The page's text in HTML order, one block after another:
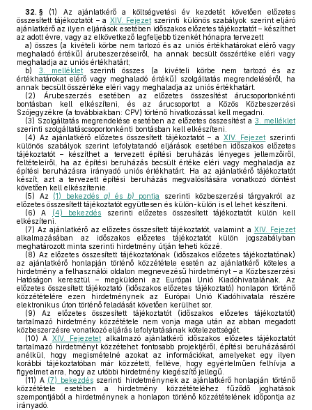
32. § (1)
Az ajánlatkérő a költségvetési év kezdetét követően előzetes
összesített tájékoztatót – a XIV. Fejezet szerinti különös szabályok szerint eljáró
ajánlatkérő az ilyen eljárások esetében időszakos előzetes tájékoztatót – készíthet
az adott évre, vagy az elkövetkező legfeljebb tizenkét hónapra tervezett
a) összes (a kivételi körbe nem tartozó és az uniós értékhatárokat elérő vagy
meghaladó értékű) árubeszerzéseiről, ha annak becsült összértéke eléri vagy
meghaladja az uniós értékhatárt;
b)
3. melléklet szerinti összes (a kivételi körbe nem tartozó és az
értékhatárokat elérő vagy meghaladó értékű) szolgáltatás megrendeléséről, ha
annak becsült összértéke eléri vagy meghaladja az uniós értékhatárt.
(2) Árubeszerzés esetében az előzetes összesítést árucsoportonkénti
bontásban kell elkészíteni, és az árucsoportot a Közös Közbeszerzési
Szójegyzékre (a továbbiakban: CPV) történő hivatkozással kell megadni.
(3) Szolgáltatás megrendelése esetében az előzetes összesítést a 3. melléklet
szerinti szolgáltatáscsoportonkénti bontásban kell elkészíteni.
(4) Az ajánlatkérő előzetes összesített tájékoztatót – a XIV. Fejezet szerinti
különös szabályok szerint lefolytatandó eljárások esetében időszakos előzetes
tájékoztatót – készíthet a tervezett építési beruházás lényeges jellemzőiről,
feltételeiről, ha az építési beruházás becsült értéke eléri vagy meghaladja az
építési beruházásra irányadó uniós értékhatárt. Ha az ajánlatkérő tájékoztatót
készít, azt a tervezett építési beruházás megvalósítására vonatkozó döntést
követően kell elkészítenie.
(5) Az (1) bekezdés a) és b) pontja
szerinti közbeszerzési tárgyakról az
előzetes összesített tájékoztatót együttesen és külön-külön is el lehet készíteni.
(6) A (4) bekezdés szerinti előzetes összesített tájékoztatót külön kell
elkészíteni.
(7) Az ajánlatkérő az előzetes összesített tájékoztatót, valamint a XIV. Fejezet
alkalmazásában az időszakos előzetes tájékoztatót külön jogszabályban
meghatározott minta szerinti hirdetmény útján teheti közzé.
(8) Az előzetes összesített tájékoztatónak (időszakos előzetes tájékoztatónak)
az ajánlatkérő honlapján történő közzététele esetén az ajánlatkérő köteles a
hirdetmény a felhasználói oldalon megnevezésű hirdetményt – a Közbeszerzési
Hatóságon keresztül – megküldeni az Európai Unió Kiadóhivatalának. Az
előzetes összesített tájékoztató (időszakos előzetes tájékoztató) honlapon történő
közzétételére ezen hirdetménynek az Európai Unió Kiadóhivatala részére
elektronikus úton történő feladását követően kerülhet sor.
(9) Az előzetes összesített tájékoztatót (időszakos előzetes tájékoztatót)
tartalmazó hirdetmény közzététele nem vonja maga után az abban megadott
közbeszerzésre vonatkozó eljárás lefolytatásának kötelezettségét.
(10) A XIV. Fejezetet alkalmazó ajánlatkérő időszakos előzetes tájékoztatót
tartalmazó hirdetményt közzétehet fontosabb projektjéről, építési beruházásáról
anélkül, hogy megismételné azokat az információkat, amelyeket egy ilyen
korábbi tájékoztatóban már közzétett, feltéve, hogy egyértelműen felhívja a
figyelmet arra, hogy az utóbbi hirdetmény kiegészítő jellegű.
(11) A (7) bekezdésszerinti hirdetménynek az ajánlatkérő honlapján történő
közzététele esetében a hirdetmény közzétételéhez fűződő joghatások
szempontjából a hirdetménynek a honlapon történő közzétételének időpontja az
irányadó.